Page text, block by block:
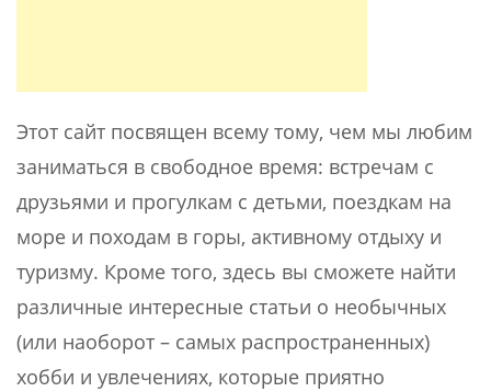
Этот сайт посвящен всему тому, чем мы любим
заниматься в свободное время: встречам с
друзьями и прогулкам с детьми, поездкам на
море и походам в горы, активному отдыху и
туризму. Кроме того, здесь вы сможете найти
различные интересные статьи о необычных
(или наоборот – самых распространенных)
хобби и увлечениях, которые приятно